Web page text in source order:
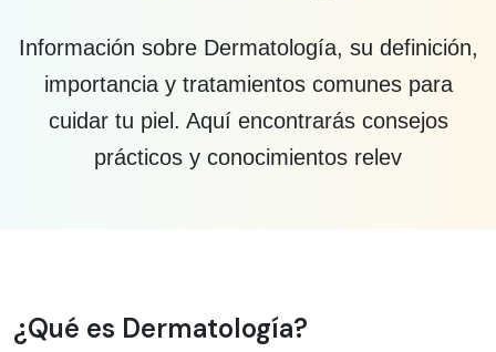
Información sobre Dermatología, su definición,
importancia y tratamientos comunes para
cuidar tu piel. Aquí encontrarás consejos
prácticos y conocimientos relev
Información médica sobre
¿Qué es Dermatología?